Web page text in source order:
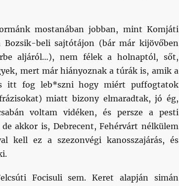
mostanában jobban, mint Komjáti
Bozsik-beli sajtótájon (bár már kijövőben
aljáról…), nem félek a holnaptól, sőt,
mert már hiányoznak a túrák is, amik a
itt fog leb*szni hogy miért puffogtatok
miatt bizony elmaradtak, jó ég,
voltam vidéken, és persze a pesti
akkor is, Debrecent, Fehérvárt nélkülem
kell ez a szezonvégi kanosszajárás, és
Focisuli sem. Keret alapján simán